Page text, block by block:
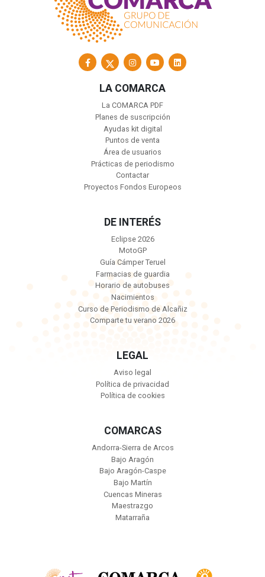
LA COMARCA
La COMARCA PDF
Planes de suscripción
Ayudas kit digital
Puntos de venta
Área de usuarios
Prácticas de periodismo
Contactar
Proyectos Fondos Europeos
DE INTERÉS
Eclipse 2026
MotoGP
Guía Cámper Teruel
Farmacias de guardia
Horario de autobuses
Nacimientos
Curso de Periodismo de Alcañiz
Comparte tu verano 2026
LEGAL
Aviso legal
Política de privacidad
Política de cookies
COMARCAS
Andorra-Sierra de Arcos
Bajo Aragón
Bajo Aragón-Caspe
Bajo Martín
Cuencas Mineras
Maestrazgo
Matarraña